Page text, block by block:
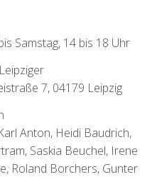
Samstag, 14 bis 18 Uhr
7, 04179 Leipzig
Anton, Heidi Baudrich,
Saskia Beuchel, Irene
Roland Borchers, Gunter